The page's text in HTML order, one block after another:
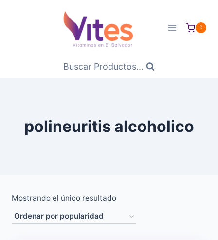
0
Buscar Productos...
polineuritis alcoholico
Mostrando el único resultado